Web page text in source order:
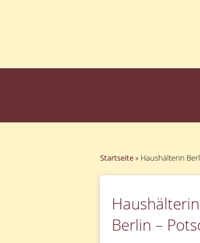
Startseite» Haushälterin
Berlin –